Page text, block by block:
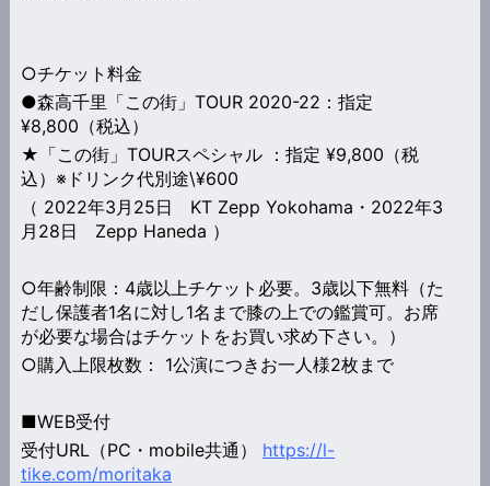
○チケット料金
●森高千里「この街」TOUR 2020-22：指定
¥8,800（税込）
★「この街」TOURスペシャル ：指定 ¥9,800（税
込）※ドリンク代別途\¥600
（ 2022年3月25日 KT Zepp Yokohama・2022年3
月28日 Zepp Haneda ）
○年齢制限：4歳以上チケット必要。3歳以下無料（た
だし保護者1名に対し1名まで膝の上での鑑賞可。お席
が必要な場合はチケットをお買い求め下さい。）
○購入上限枚数： 1公演につきお一人様2枚まで
■WEB受付
受付URL（PC・mobile共通） https://l-
tike.com/moritaka